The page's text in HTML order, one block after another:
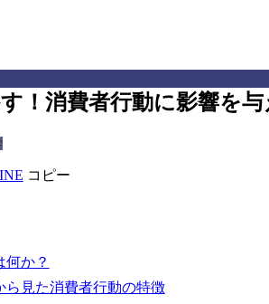
！消費者行動に影響を
コピー
何か？
ら見た消費者行動の特徴